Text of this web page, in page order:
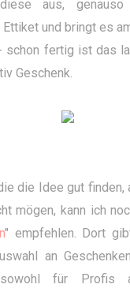
aus,
und bringt es
schon fertig ist das
Geschenk.
die Idee gut finden,
mögen, kann ich
" empfehlen. Dort
an
sowohl für Profis